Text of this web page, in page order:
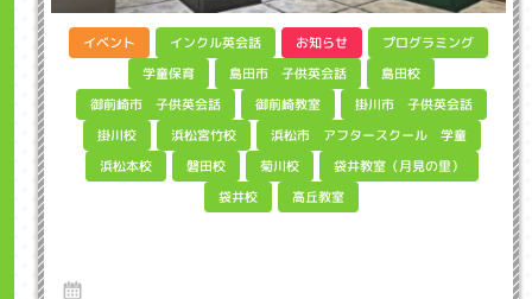
イベント インクル英会話 お知らせ プログラミング
学童保育 島田市 子供英会話 島田校
御前崎市 子供英会話 御前崎教室 掛川市 子供英会話
掛川校 浜松宮竹校 浜松市 アフタースクール 学童
浜松本校 磐田校 菊川校 袋井教室（月見の里）
袋井校 高丘教室